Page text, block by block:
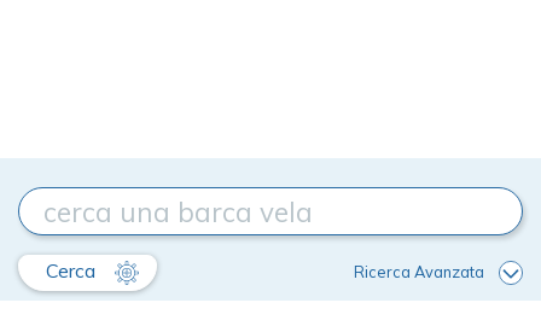
Cerca Ricerca Avanzata